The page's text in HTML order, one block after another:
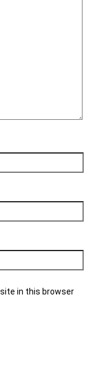
in this browser